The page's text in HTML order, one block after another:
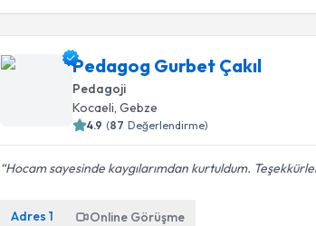
Pedagog Gurbet Çakıl
Pedagoji
Kocaeli, Gebze
4.9 (87 Değerlendirme)
Hocam sayesinde kaygılarımdan kurtuldum.
Adres1 Online Görüşme